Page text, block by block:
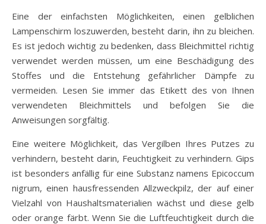
Eine der einfachsten Möglichkeiten, einen gelblichen
Lampenschirm loszuwerden, besteht darin, ihn zu bleichen.
Es ist jedoch wichtig zu bedenken, dass Bleichmittel richtig
verwendet werden müssen, um eine Beschädigung des
Stoffes und die Entstehung gefährlicher Dämpfe zu
vermeiden. Lesen Sie immer das Etikett des von Ihnen
verwendeten Bleichmittels und befolgen Sie die
Anweisungen sorgfältig.
Eine weitere Möglichkeit, das Vergilben Ihres Putzes zu
verhindern, besteht darin, Feuchtigkeit zu verhindern. Gips
ist besonders anfällig für eine Substanz namens Epicoccum
nigrum, einen hausfressenden Allzweckpilz, der auf einer
Vielzahl von Haushaltsmaterialien wächst und diese gelb
oder orange färbt. Wenn Sie die Luftfeuchtigkeit durch die